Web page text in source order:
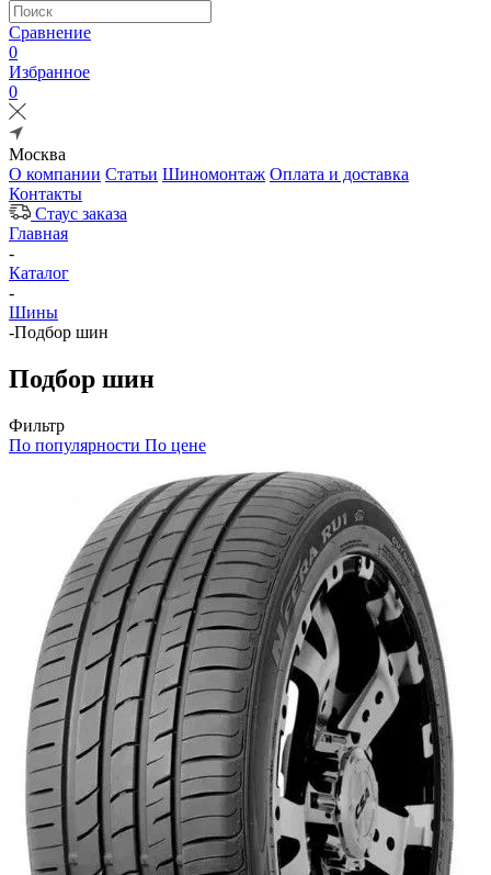
Сравнение
0
Избранное
0
Москва
О компании Статьи Шиномонтаж Оплата и доставка
Контакты
Стаус заказа
Главная
-
Каталог
-
Шины
-Подбор шин
Подбор шин
Фильтр
По популярности По цене